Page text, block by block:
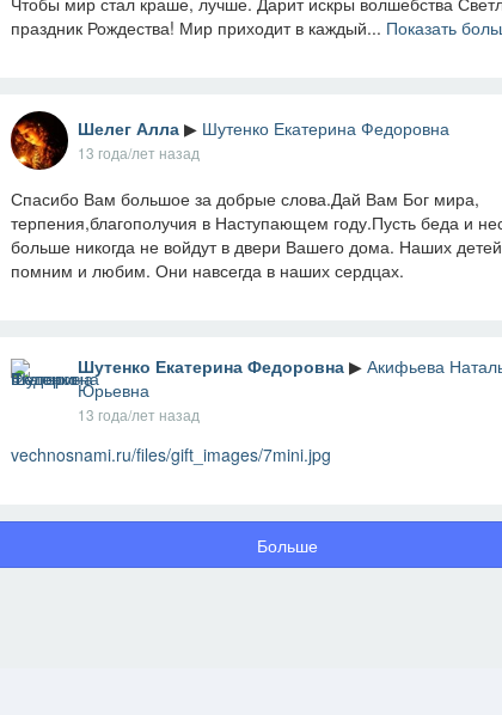
праздник Рождества! Мир приходит в каждый... Показать
Шелег Алла ▶ Шутенко Екатерина Федоровна
13 года/лет назад
Спасибо Вам большое за добрые слова.Дай Вам Бог мира,
терпения,благополучия в Наступающем году.Пусть беда и
больше никогда не войдут в двери Вашего дома. Наших детей
помним и любим. Они навсегда в наших сердцах.
Шутенко Екатерина Федоровна ▶Акифьева
Юрьевна
13 года/лет назад
vechnosnami.ru/files/gift_images/7mini.jpg
Больше